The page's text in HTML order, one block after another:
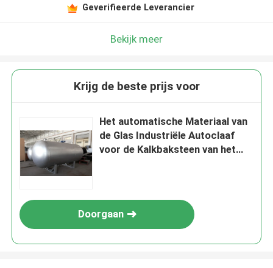
Geverifieerde Leverancier
Bekijk meer
Krijg de beste prijs voor
Het automatische Materiaal van
de Glas Industriële Autoclaaf
voor de Kalkbaksteen van het
Doorgaan